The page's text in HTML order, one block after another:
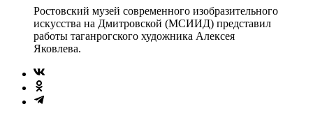
Ростовский музей современного изобразительного
искусства на Дмитровской (МСИИД) представил
работы таганрогского художника Алексея
Яковлева.